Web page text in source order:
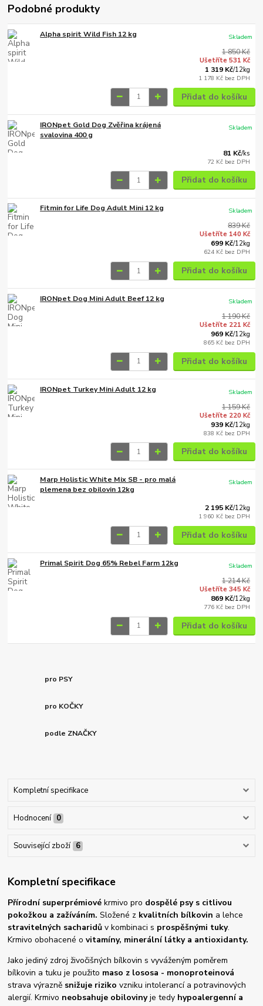
Podobné produkty
Alpha spirit Wild Fish 12 kg
1 850 Kč
Ušetříte 531 Kč
1 319 Kč/12kg
1 178 Kč bez DPH
Skladem
Přidat do košíku
IRONpet Gold Dog Zvěřina krájená
svalovina 400 g
81 Kč/ks
72 Kč bez DPH
Skladem
Přidat do košíku
Fitmin for Life Dog Adult Mini 12 kg
839 Kč
Ušetříte 140 Kč
699 Kč/12kg
624 Kč bez DPH
Skladem
Přidat do košíku
IRONpet Dog Mini Adult Beef 12 kg
1 190 Kč
Ušetříte 221 Kč
969 Kč/12kg
865 Kč bez DPH
Skladem
Přidat do košíku
IRONpet Turkey Mini Adult 12 kg
1 159 Kč
Ušetříte 220 Kč
939 Kč/12kg
838 Kč bez DPH
Skladem
Přidat do košíku
Marp Holistic White Mix SB - pro malá
plemena bez obilovin 12kg
2 195 Kč/12kg
1 960 Kč bez DPH
Skladem
Přidat do košíku
Primal Spirit Dog 65% Rebel Farm 12kg
1 214 Kč
Ušetříte 345 Kč
869 Kč/12kg
776 Kč bez DPH
Skladem
Přidat do košíku
pro PSY
pro KOČKY
podle ZNAČKY
Kompletní specifikace
Hodnocení 0
Související zboží 6
Kompletní specifikace
Přírodní superprémiovékrmivo pro dospělé psy s citlivou
pokožkou a zažíváním.Složené z kvalitních bílkovin a lehce
stravitelných sacharidův kombinaci s prospěšnými tuky.
Krmivo obohacené ovitamíny, minerální látky a antioxidanty.
Jako jediný zdroj živočišných bílkovin s vyváženým poměrem
bílkovin a tuku je použito maso z lososa - monoproteinová
strava výrazně snižuje riziko vzniku intolerancí a potravinových
alergií. Krmivo neobsahuje obilovinyje tedy hypoalergenní a